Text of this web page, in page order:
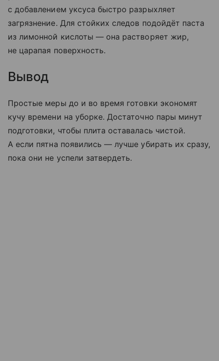
с добавлением уксуса быстро разрыхляет
загрязнение. Для стойких следов подойдёт паста
из лимонной кислоты — она растворяет жир,
не царапая поверхность.
Вывод
Простые меры до и во время готовки экономят
кучу времени на уборке. Достаточно пары минут
подготовки, чтобы плита оставалась чистой.
А если пятна появились — лучше убирать их сразу,
пока они не успели затвердеть.